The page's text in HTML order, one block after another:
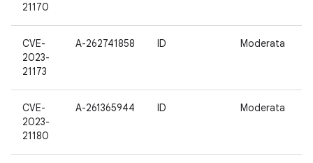
21170
CVE-
2023-
21173
A-262741858 ID Moderata
CVE-
2023-
21180
A-261365944 ID Moderata